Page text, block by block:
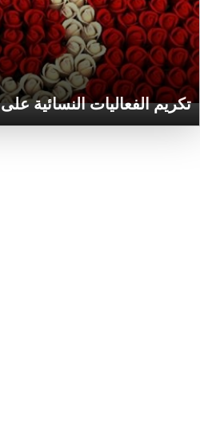
تكريم الفعاليات النسائية